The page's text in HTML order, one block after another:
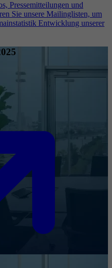
Pressemitteilungen und
Sie unsere Mailinglisten, um
Entwicklung unserer